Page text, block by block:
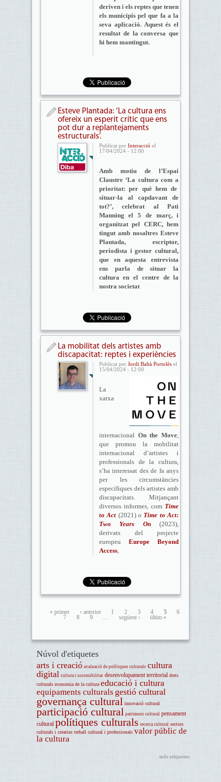
deriven i els reptes que tenen
els municipis pel que fa a la
seva aplicació. Aquest és el
resultat de la conversa que
hi hem mantingut.
Esteve Plantada: ‘La cultura ens
ofereix un esperit crític que ens
pot dur a replantejaments
estructurals’.
Publicat per Interacció el
17/04/2024 - 12:00
Amb motiu de l’Espai
Claustre ‘La cultura com a
prioritat: per què hem de
situar-la al capdavant de
tot?’, celebrat al Pati
Manning el 5 de març, i
organitzat pel CERC, hem
tingut amb nosaltres Esteve
Plantada, escriptor,
periodista i gestor cultural,
que en aquesta entrevista
ens parla de situar la
cultura en el centre de la
nostra societat
La mobilitat dels artistes amb
discapacitat: reptes i experiències
Publicat per Jordi Baltà Portolésel
15/04/2024 - 12:00
La
xarxa
internacional On the Move,
que promou la mobilitat
internacional d’artistes i
professionals de la cultura,
s’ha interessat des de fa anys
per les circumstàncies
específiques dels artistes amb
discapacitats. Mitjançant
diversos informes, com Time
to Act (2021) o Time to Act:
Two Years On(2023),
derivats del projecte
europeu Europe Beyond
Access,
« primer ‹ anterior 1 2 3 4 5
6
7
8 9 … següent › últim »
Núvol d'etiquetes
arts i creació avaluació de polítiques culturals cultura
digital cultura i sostenibilitat desenvolupament territorial drets
culturals economia de la cultura educació i cultura
equipaments culturals gestió cultural
governança cultural innovació cultural
participació cultural patrimoni cultural pensament
cultural polítiques culturals recerca cultural sectors
culturals i creatius treball cultural i professionals valor públic de
la cultura
més etiquetes